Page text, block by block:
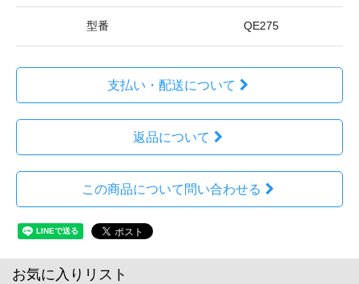
型番 QE275
支払い・配送について
返品について
この商品について問い合わせる
お気に入りリスト